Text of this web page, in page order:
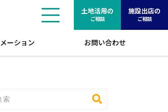
土地活用の
ご相談
施設出店の
ご相談
ーション お問い合わせ